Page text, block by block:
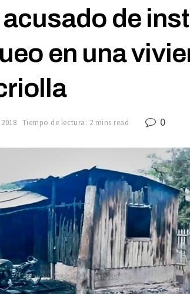
de
en una
Tiempo de lectura: 2 mins read 0